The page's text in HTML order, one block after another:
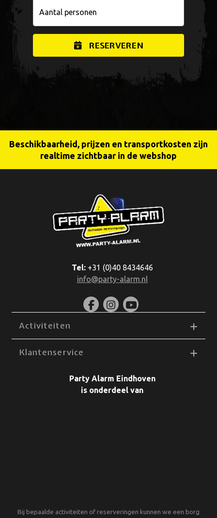
Aantal personen
RESERVEREN
Beschikbaarheid, prijzen en transportkosten zijn
realtime zichtbaar in de webshop
Tel:+31 (0)40 8434646
info@party-alarm.nl
Activiteiten
Klantenservice
Party Alarm Eindhoven
is onderdeel van
Bij bepaalde activiteiten of reserveringen kunnen we een borg